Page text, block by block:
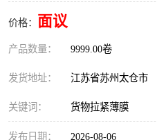
价格： 面议
产品数量： 9999.00卷
发货地址： 江苏省苏州太仓市
关键词： 货物拉紧薄膜
发布日期： 2026-08-06